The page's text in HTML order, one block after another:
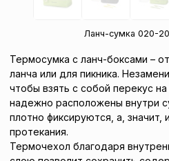
Ланч-сумка 020-
Термосумка с ланч-боксами –
ланча или для пикника.
чтобы взять с собой перекус
надежно расположены внутри
плотно фиксируются, а,
протекания.
Термочехол благодаря